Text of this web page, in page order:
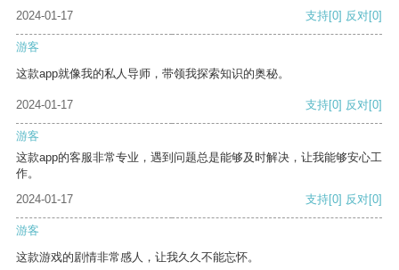
2024-01-17 支持[0] 反对[0]
游客
这款app就像我的私人导师，带领我探索知识的奥秘。
2024-01-17 支持[0] 反对[0]
游客
这款app的客服非常专业，遇到问题总是能够及时解决，让我能够安心工
作。
2024-01-17
支持[0] 反对[0]
游客
这款游戏的剧情非常感人，让我久久不能忘怀。